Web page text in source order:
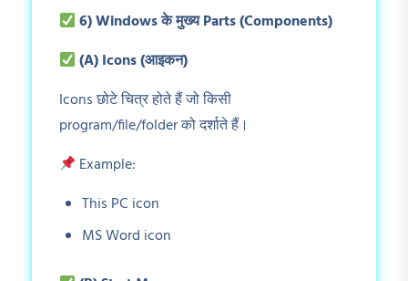
6) Windowsके मुख्य Parts (Components)
(A) Icons (आइकन)
Icons छोटे चित्र होते हैं जो किसी
program/file/folder को दर्शाते हैं।
Example:
This PC icon
MS Word icon